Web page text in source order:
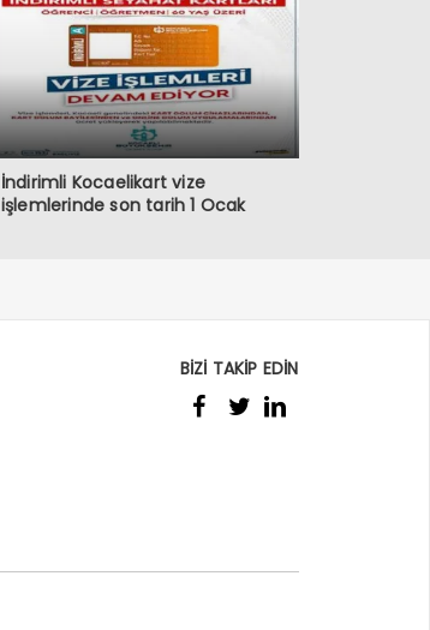
İndirimli Kocaelikart vize
işlemlerinde son tarih 1 Ocak
BİZİ TAKİP EDİN